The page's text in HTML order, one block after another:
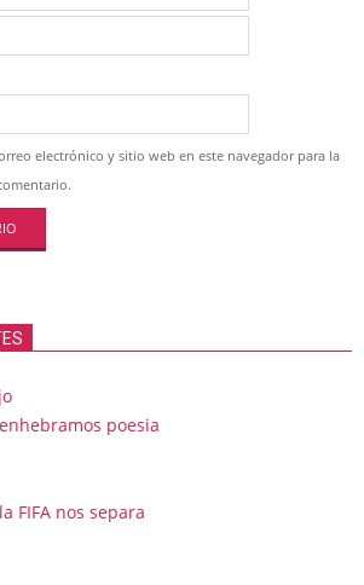
electrónico y sitio web en este navegador para la
poesia
FIFA nos separa